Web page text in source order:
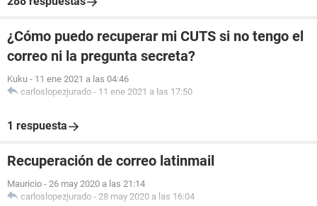
¿Cómo puedo recuperar mi CUTS si no tengo el
correo ni la pregunta secreta?
Kuku - 11 ene 2021 a las 04:46
carloslopezjurado - 11 ene 2021 a las 17:50
1 respuesta
Recuperación de correo latinmail
Mauricio - 26 may 2020 a las 21:14
carloslopezjurado - 28 may 2020 a las 16:04